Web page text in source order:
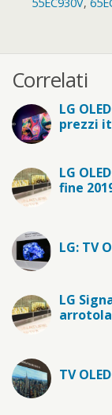
Correlati
LG
prezzi
LG
fine
LG: TV
LG
TV